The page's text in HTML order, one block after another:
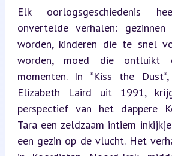
Elk oorlogsgeschiedenis
onvertelde verhalen:
worden, kinderen die te snel
worden, moed die ontluikt
momenten. In *Kiss the Dust*,
Elizabeth Laird uit 1991,
perspectief van het dappere
Tara een zeldzaam intiem
een gezin op de vlucht. Het